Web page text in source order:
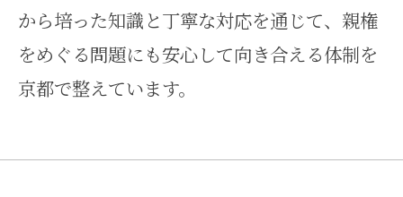
から培った知識と丁寧な対応を通じて、親権
をめぐる問題にも安心して向き合える体制を
京都で整えています。